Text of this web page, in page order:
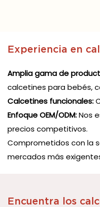
Experiencia en
Amplia gama de
calcetines para bebés,
Calcetines funcionales:
Enfoque OEM/ODM:Nos
precios competitivos.
Comprometidos con la
mercados más
Encuentra los